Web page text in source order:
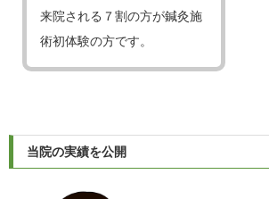
来院される７割の方が鍼灸施
術初体験の方です。
当院の実績を公開